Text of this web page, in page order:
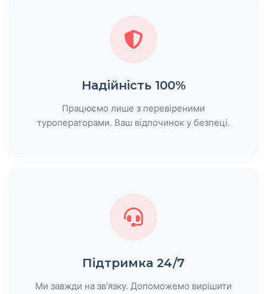
Надійність 100%
Працюємо лише з перевіреними
туроператорами. Ваш відпочинок у безпеці.
Підтримка 24/7
Ми завжди на зв'язку. Допоможемо вирішити